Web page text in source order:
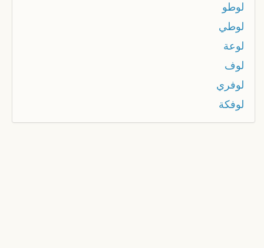
لوطو
لوطي
لوعة
لوف
لوفري
لوفكة